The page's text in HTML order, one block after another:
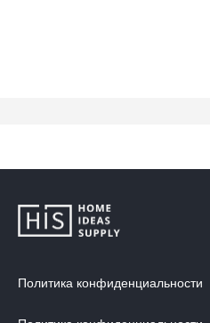
Политика конфиденциальности